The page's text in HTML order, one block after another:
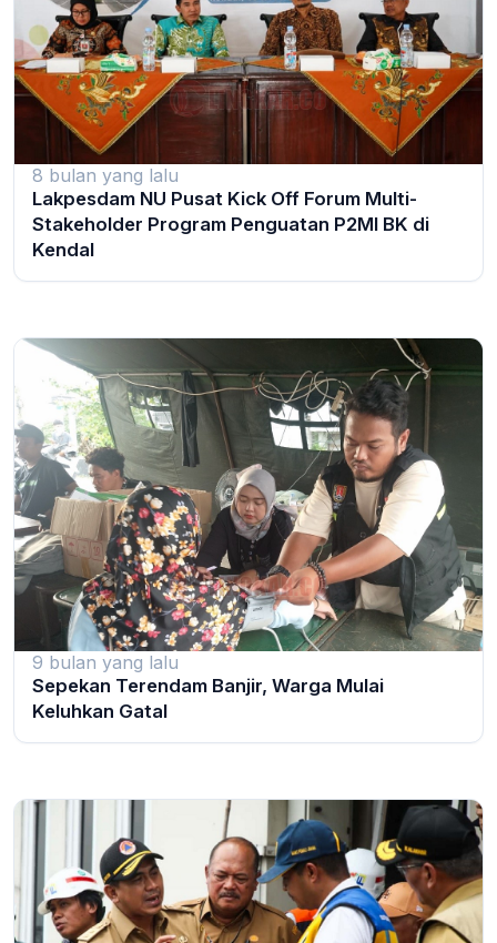
8 bulan yang lalu
Lakpesdam NU Pusat Kick Off Forum Multi-
Stakeholder Program Penguatan P2MI BK di
Kendal
9 bulan yang lalu
Sepekan Terendam Banjir, Warga Mulai
Keluhkan Gatal